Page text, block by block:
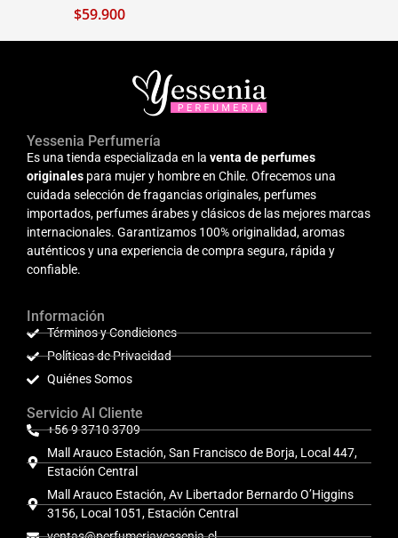
$59.900
Yessenia Perfumería
Es una tienda especializada en la venta de perfumes
originales para mujer y hombre en Chile. Ofrecemos una
cuidada selección de fragancias originales, perfumes
importados, perfumes árabes y clásicos de las mejores marcas
internacionales. Garantizamos 100% originalidad, aromas
auténticos y una experiencia de compra segura, rápida y
confiable.
Información
Términos y Condiciones
Políticas de Privacidad
Quiénes Somos
Servicio Al Cliente
+56 9 3710 3709
Mall Arauco Estación, San Francisco de Borja, Local 447,
Estación Central
Mall Arauco Estación, Av Libertador Bernardo O’Higgins
3156, Local 1051, Estación Central